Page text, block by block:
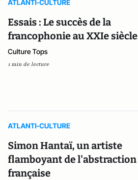
ATLANTI-CULTURE
Essais : Le succès de la
francophonie au XXIe siècle
Culture Tops
1 min de lecture
ATLANTI-CULTURE
Simon Hantaï, un artiste
flamboyant de l'abstraction
française